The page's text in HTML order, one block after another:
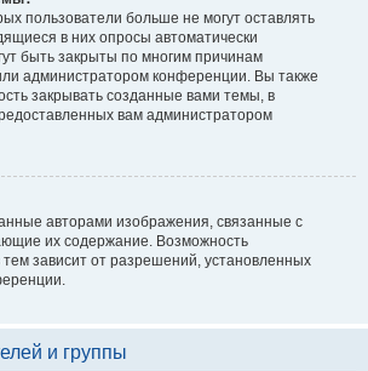
пользователи больше не могут оставлять
в них опросы автоматически
быть закрыты по многим причинам
администратором конференции. Вы также
закрывать созданные вами темы, в
вам администратором
авторами изображения, связанные с
их содержание. Возможность
тем зависит от разрешений, установленных
и группы